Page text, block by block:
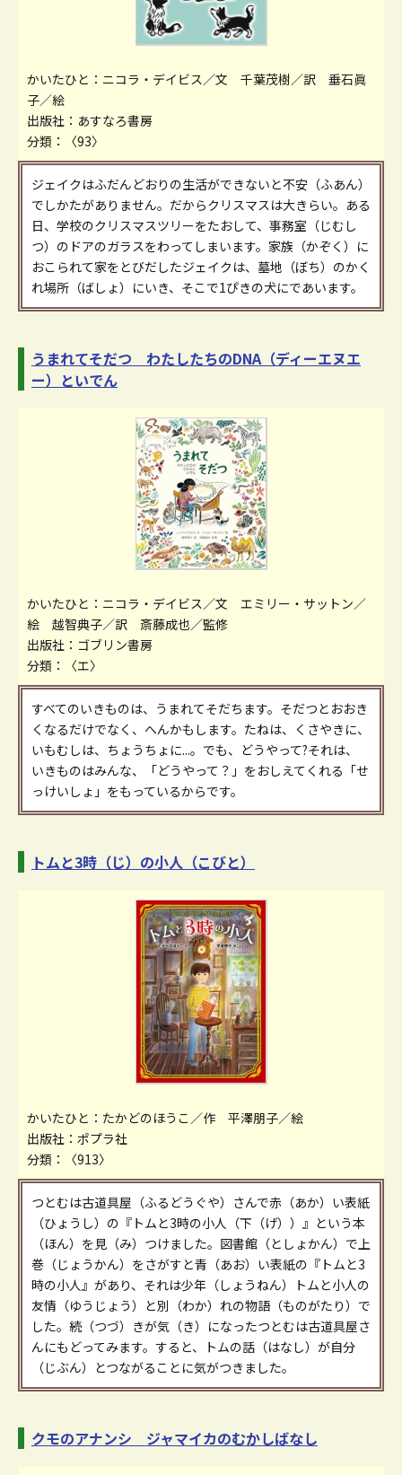
かいたひと：ニコラ・デイビス／文 千葉茂樹／訳 垂石眞
子／絵
出版社：あすなろ書房
分類：〈93〉
ジェイクはふだんどおりの生活ができないと不安（ふあん）
でしかたがありません。だからクリスマスは大きらい。ある
日、学校のクリスマスツリーをたおして、事務室（じむし
つ）のドアのガラスをわってしまいます。家族（かぞく）に
おこられて家をとびだしたジェイクは、墓地（ぼち）のかく
れ場所（ばしょ）にいき、そこで1ぴきの犬にであいます。
うまれてそだつ わたしたちのDNA（ディーエヌエ
ー）といでん
かいたひと：ニコラ・デイビス／文 エミリー・サットン／
絵 越智典子／訳 斎藤成也／監修
出版社：ゴブリン書房
分類：〈エ〉
すべてのいきものは、うまれてそだちます。そだつとおおき
くなるだけでなく、へんかもします。たねは、くさやきに、
いもむしは、ちょうちょに...。でも、どうやって?それは、
いきものはみんな、「どうやって？」をおしえてくれる「せ
っけいしょ」をもっているからです。
トムと3時（じ）の小人（こびと）
かいたひと：たかどのほうこ／作 平澤朋子／絵
出版社：ポプラ社
分類：〈913〉
つとむは古道具屋（ふるどうぐや）さんで赤（あか）い表紙
（ひょうし）の『トムと3時の小人（下（げ））』という本
（ほん）を見（み）つけました。図書館（としょかん）で上
巻（じょうかん）をさがすと青（あお）い表紙の『トムと3
時の小人』があり、それは少年（しょうねん）トムと小人の
友情（ゆうじょう）と別（わか）れの物語（ものがたり）で
した。続（つづ）きが気（き）になったつとむは古道具屋さ
んにもどってみます。すると、トムの話（はなし）が自分
（じぶん）とつながることに気がつきました。
クモのアナンシ ジャマイカのむかしばなし